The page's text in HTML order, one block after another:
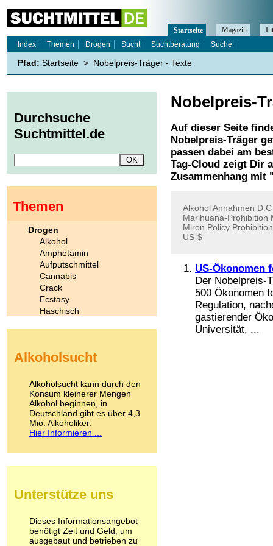
Nobelpreis-
Auf dieser Seite
Nobelpreis-Träger
passen dabei am
Tag-Cloud zeigt Dir
Zusammenhang mit
AlkoholAnnahmen D.C
Marihuana-Prohibition
Miron Policy Prohibition
US-$
US-Ökonomen
Der Nobelpreis-
500 Ökonomen
Regulation,
gastierender
Universität, ...
Startseite Magazin
Index
Themen Drogen Sucht Suchtberatung Suche
Pfad: Startseite > Nobelpreis-Träger - Texte
Durchsuche
Suchtmittel.de
Themen
Drogen
Alkohol
Amphetamin
Aufputschmittel
Cannabis
Crack
Ecstasy
Haschisch
Kokain
LSD
Marihuana
Medikamente
Meskalin
Metamphetamin
Methadon
Pilze
Psychopharmaka
Schlafmittel
Schmerzmittel
Alkoholsucht
Alkoholsucht kann durch den
Konsum kleinerer Mengen
Alkohol beginnen, in
Deutschland gibt es über 4,3
Mio. Alkoholiker.
Hier Informieren ...
Unterstütze uns
Dieses Informationsangebot
benötigt Zeit und Geld, um
ausgebaut und betrieben zu